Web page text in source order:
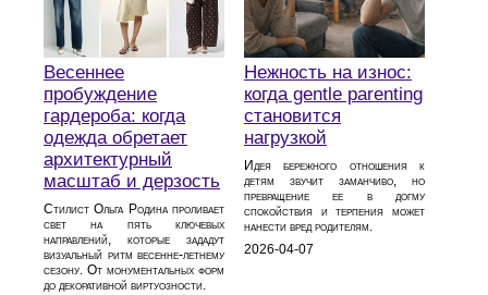
Весеннее
пробуждение
гардероба: когда
одежда обретает
архитектурный
масштаб и дерзость
Стилист Ольга Родина проливает
свет на пять ключевых
направлений, которые зададут
визуальный ритм весенне-летнему
сезону. От монументальных форм
до декоративной виртуозности.
Нежность на износ:
когда gentle parenting
становится
нагрузкой
Идея бережного отношения к
детям звучит заманчиво, но
превращение ее в догму
спокойствия и терпения может
нанести вред родителям.
2026-04-07